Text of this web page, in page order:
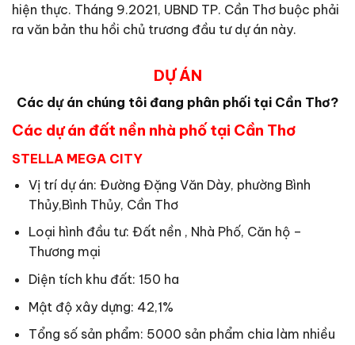
hiện thực. Tháng 9.2021, UBND TP. Cần Thơ buộc phải
ra văn bản thu hồi chủ trương đầu tư dự án này.
DỰ ÁN
Các dự án chúng tôi đang phân phối tại Cần Thơ?
Các dự án đất nền nhà phố tại Cần Thơ
STELLA MEGA CITY
Vị trí dự án: Đường Đặng Văn Dày, phường Bình
Thủy,Bình Thủy, Cần Thơ
Loại hình đầu tư: Đất nền , Nhà Phố, Căn hộ –
Thương mại
Diện tích khu đất: 150 ha
Mật độ xây dựng: 42,1%
Tổng số sản phẩm: 5000 sản phẩm chia làm nhiều